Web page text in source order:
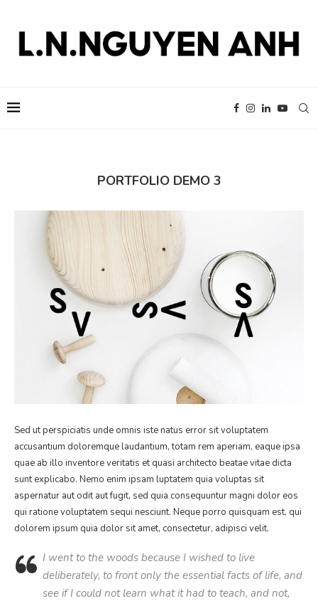
PORTFOLIO DEMO 3
Sed ut perspiciatis unde omnis iste natus error sit voluptatem
accusantium doloremque laudantium, totam rem aperiam, eaque ipsa
quae ab illo inventore veritatis et quasi architecto beatae vitae dicta
sunt explicabo. Nemo enim ipsam luptatem quia voluptas sit
aspernatur aut odit aut fugit, sed quia consequuntur magni dolor eos
qui ratione voluptatem sequi nesciunt. Neque porro quisquam est, qui
dolorem ipsum quia dolor sit amet, consectetur, adipisci velit.
I went to the woods because I wished to live
deliberately, to front only the essential facts of life, and
see if I could not learn what it had to teach, and not,